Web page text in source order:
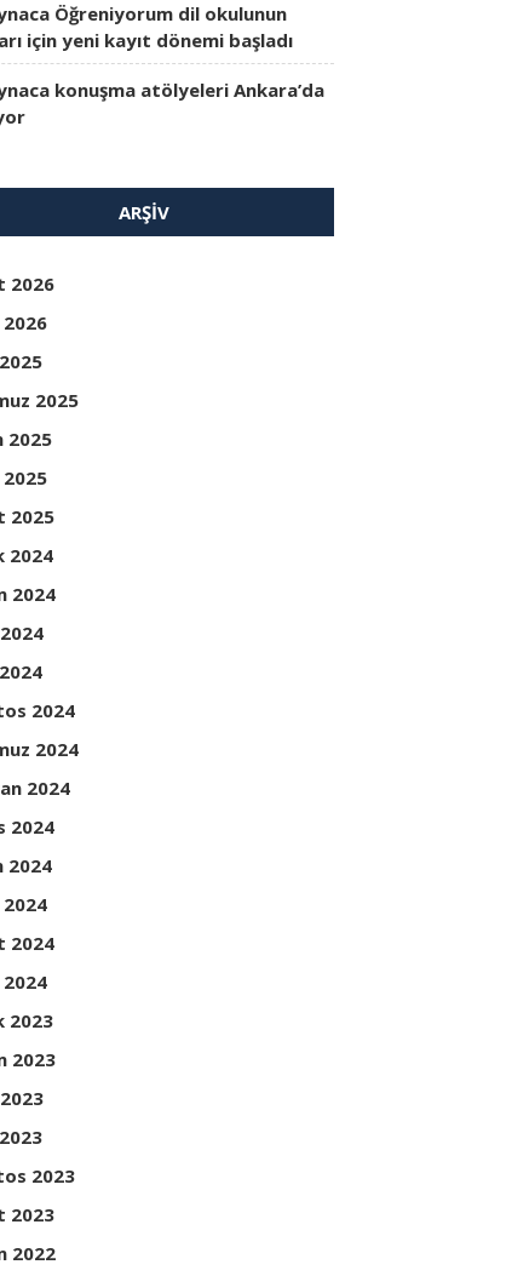
Öğreniyorum dil okulunun
için yeni kayıt dönemi başladı
konuşma atölyeleri Ankara’da
ARŞIV
2026
2025
2025
2025
2024
2024
2024
2024
2024
2024
2024
2024
2023
2023
2023
2023
2022